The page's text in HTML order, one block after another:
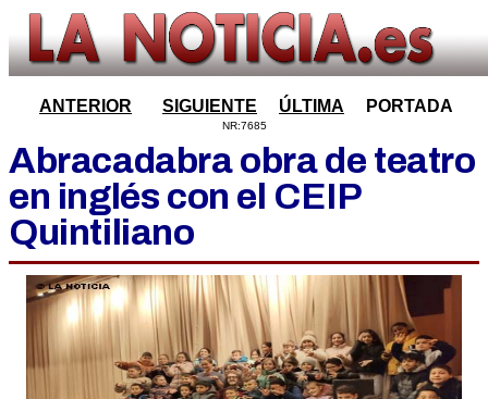
ANTERIOR SIGUIENTE ÚLTIMA PORTADA
NR:7685
Abracadabra obra de teatro
en inglés con el CEIP
Quintiliano